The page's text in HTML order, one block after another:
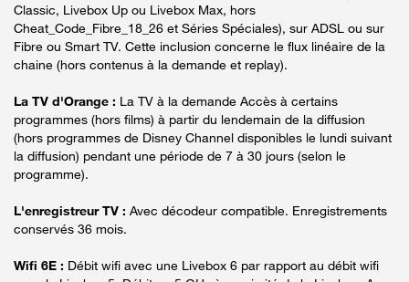
Classic, Livebox Up ou Livebox Max, hors
Cheat_Code_Fibre_18_26 et Séries Spéciales), sur ADSL ou sur
Fibre ou Smart TV. Cette inclusion concerne le flux linéaire de la
chaine (hors contenus à la demande et replay).
La TV d'Orange : La TV à la demande Accès à certains
programmes (hors films) à partir du lendemain de la diffusion
(hors programmes de Disney Channel disponibles le lundi suivant
la diffusion) pendant une période de 7 à 30 jours (selon le
programme).
L'enregistreur TV : Avec décodeur compatible. Enregistrements
conservés 36 mois.
Wifi 6E : Débit wifi avec une Livebox 6 par rapport au débit wifi